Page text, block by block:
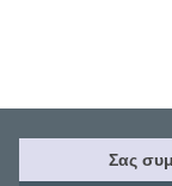
Σας